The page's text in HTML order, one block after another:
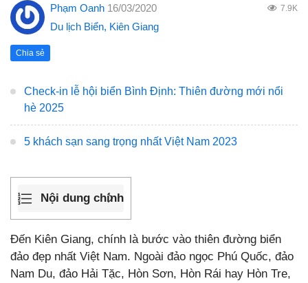
Phạm Oanh 16/03/2020 7.9K
Du lịch Biển, Kiên Giang
Chia sẻ
Check-in lễ hội biển Bình Định: Thiên đường mới nổi
hè 2025
5 khách sạn sang trọng nhất Việt Nam 2023
Nội dung chính
Đến Kiên Giang, chính là bước vào thiên đường biển
đảo đẹp nhất Việt Nam. Ngoài đảo ngọc Phú Quốc, đảo
Nam Du, đảo Hải Tặc, Hòn Sơn, Hòn Rái hay Hòn Tre,